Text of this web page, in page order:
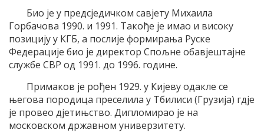
Био је у предсједичком савјету Михаила
Горбачова 1990. и 1991. Такође је имао и високу
позицију у КГБ, а послије формирања Руске
Федерације био је директор Спољне обавјештајне
службе СВР од 1991. до 1996. године.
Примаков је рођен 1929. у Кијеву одакле се
његова породица преселила у Тбилиси (Грузија) гдје
је провео дјетињство. Дипломирао је на
московском државном универзитету.